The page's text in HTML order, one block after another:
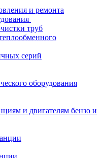
и ремонта
труб
серий
оборудования
и двигателям бензо и